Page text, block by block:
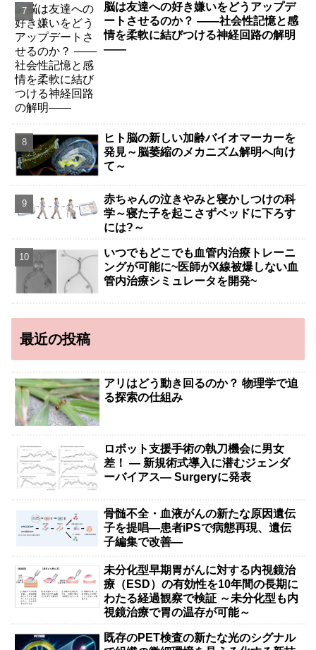
脳は友達への好き嫌いをどうアップデ
ートさせるのか？ ――社会性記憶と感
情を柔軟に結びつける神経回路の解明
――
ヒト脳の新しい加齢バイオマーカーを
発見～脳萎縮のメカニズム解明へ向け
て～
赤ちゃんの泣きやみと寝かしつけの科
学～寝た子を起こさずベッドに下ろす
には?～
いつでもどこでも血管内治療トレーニ
ングが可能に~医師がX線被爆しない血
管内治療シミュレータを開発~
最近の投稿
アリはどう動き回るのか？ 物理学で迫
る探索の仕組み
ロボット支援手術の執刀機会に男女
差！ — 新規術式導入に潜むジェンダ
ーバイアス— Surgeryに発表
骨髄不全・血液がんの新たな原因遺伝
子を提唱―患者iPSで病態再現、遺伝
子編集で改善―
未分化型早期胃がんに対する内視鏡治
療（ESD）の有効性を10年間の長期に
わたる経過観察で検証 ～未分化型も内
視鏡治療で胃の温存が可能～
既存のPET検査の新たな光のシグナル